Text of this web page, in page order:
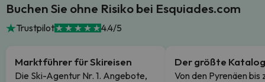
Buchen Sie ohne Risiko bei Esquiades.com
Trustpilot 4.4/5
Marktführer für Skireisen
Die Ski-Agentur Nr. 1. Angebote,
Der größte Katalog
Von den Pyrenäen bis